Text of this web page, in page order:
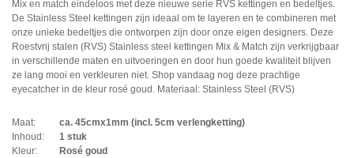
Mix en match eindeloos met deze nieuwe serie RVS kettingen en bedeltjes.
De Stainless Steel kettingen zijn ideaal om te layeren en te combineren met
onze unieke bedeltjes die ontworpen zijn door onze eigen designers. Deze
Roestvrij stalen (RVS) Stainless steel kettingen Mix & Match zijn verkrijgbaar
in verschillende maten en uitvoeringen en door hun goede kwaliteit blijven
ze lang mooi en verkleuren niet. Shop vandaag nog deze prachtige
eyecatcher in de kleur rosé goud. Materiaal: Stainless Steel (RVS)
Maat:
ca. 45cmx1mm (incl. 5cm verlengketting)
Inhoud:
1 stuk
Kleur:
Rosé goud